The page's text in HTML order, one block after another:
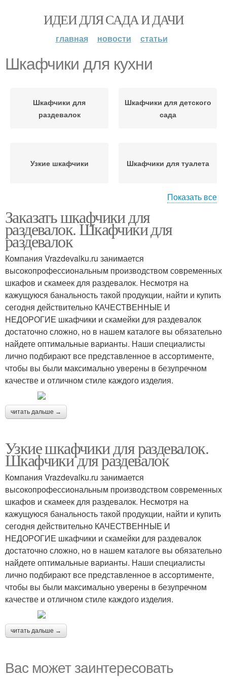
ИДЕИ ДЛЯ САДА И ДАЧИ
главная новости статьи
Шкафчики для кухни
Шкафчики для
раздевалок
Шкафчики для детского
сада
Узкие шкафчики Шкафчики для туалета
прихожей
Показать все
Заказать шкафчики для
раздевалок. Шкафчики для
раздевалок
Компания Vrazdevalku.ru занимается
высокопрофессиональным производством современных
шкафов и скамеек для раздевалок. Несмотря на
кажущуюся банальность такой продукции, найти и купить
сегодня действительно КАЧЕСТВЕННЫЕ И
НЕДОРОГИЕ шкафчики и скамейки для раздевалок
достаточно сложно, но в нашем каталоге вы обязательно
найдете оптимальные варианты. Наши специалисты
лично подбирают все представленное в ассортименте,
чтобы вы были максимально уверены в безупречном
качестве и отличном стиле каждого изделия.
читать дальше →
Узкие шкафчики для раздевалок.
Шкафчики для раздевалок
Компания Vrazdevalku.ru занимается
высокопрофессиональным производством современных
шкафов и скамеек для раздевалок. Несмотря на
кажущуюся банальность такой продукции, найти и купить
сегодня действительно КАЧЕСТВЕННЫЕ И
НЕДОРОГИЕ шкафчики и скамейки для раздевалок
достаточно сложно, но в нашем каталоге вы обязательно
найдете оптимальные варианты. Наши специалисты
лично подбирают все представленное в ассортименте,
чтобы вы были максимально уверены в безупречном
качестве и отличном стиле каждого изделия.
читать дальше →
Вас может заинтересовать